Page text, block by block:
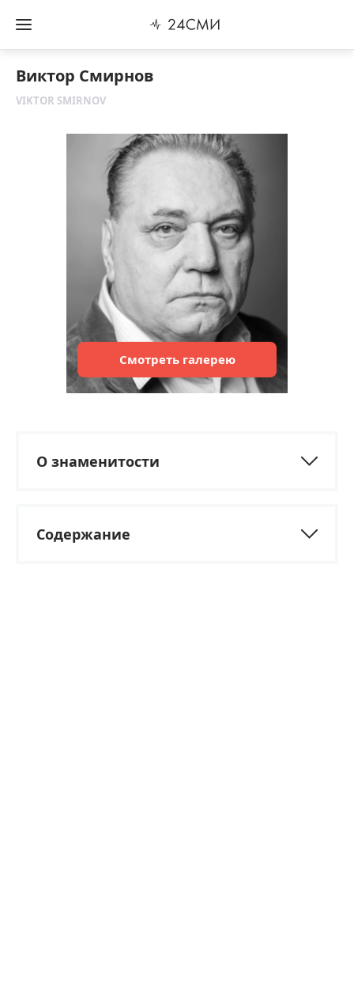
Виктор Смирнов
VIKTOR SMIRNOV
Смотреть галерею
О знаменитости
Содержание